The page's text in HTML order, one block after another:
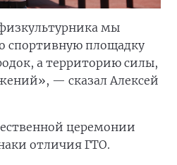
мы
спортивную площадку
а территорию силы,
— сказал Алексей
церемонии
отличия ГТО.